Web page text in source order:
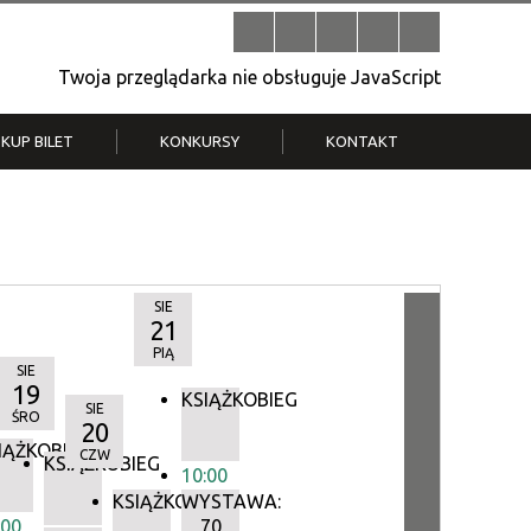
Twoja przeglądarka nie obsługuje JavaScript
KUP BILET KONKURSY KONTAKT
SIE
19
ŚRO
KSIĄŻKOBIEG
SIE
20
CZW
KSIĄŻKOBIEG
SIE
21
PIĄ
KSIĄŻKOBIEG
10:00
WYSTAWA:
70